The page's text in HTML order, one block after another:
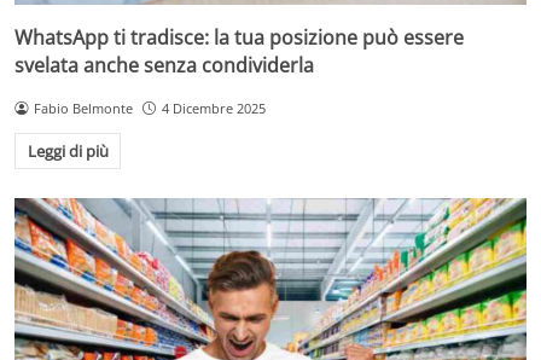
WhatsApp ti tradisce: la tua posizione può essere
svelata anche senza condividerla
Fabio Belmonte 4 Dicembre 2025
Leggi di più